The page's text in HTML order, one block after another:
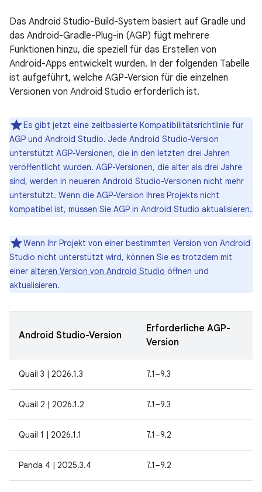
Das Android Studio-Build-System basiert auf Gradle und
das Android-Gradle-Plug-in (AGP) fügt mehrere
Funktionen hinzu, die speziell für das Erstellen von
Android-Apps entwickelt wurden. In der folgenden Tabelle
ist aufgeführt, welche AGP-Version für die einzelnen
Versionen von Android Studio erforderlich ist.
Es gibt jetzt eine zeitbasierte Kompatibilitätsrichtlinie für
AGP und Android Studio. Jede Android Studio-Version
unterstützt AGP-Versionen, die in den letzten drei Jahren
veröffentlicht wurden. AGP-Versionen, die älter als drei Jahre
sind, werden in neueren Android Studio-Versionen nicht mehr
unterstützt. Wenn die AGP-Version Ihres Projekts nicht
kompatibel ist, müssen Sie AGP in Android Studio aktualisieren.
Wenn Ihr Projekt von einer bestimmten Version von Android
Studio nicht unterstützt wird, können Sie es trotzdem mit
einer älteren Version von Android Studio öffnen und
aktualisieren.
Android Studio-Version
Erforderliche AGP-
Version
Quail 3 | 2026.1.3 7.1–9.3
Quail 2 | 2026.1.2 7.1–9.3
Quail 1 | 2026.1.1 7.1–9.2
Panda 4 | 2025.3.4 7.1–9.2